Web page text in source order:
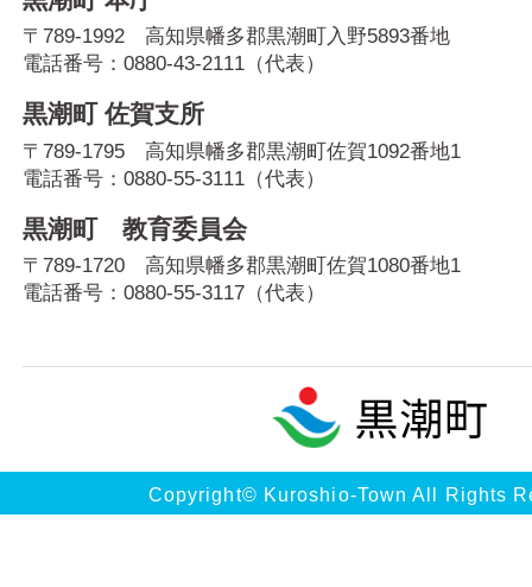
〒789-1992 高知県幡多郡黒潮町入野5893番地
電話番号：0880-43-2111 （代表）
黒潮町 佐賀支所
〒789-1795 高知県幡多郡黒潮町佐賀1092番地1
電話番号：0880-55-3111 （代表）
黒潮町 教育委員会
〒789-1720 高知県幡多郡黒潮町佐賀1080番地1
電話番号：0880-55-3117 （代表）
Copyright© Kuroshio-Town All Rights